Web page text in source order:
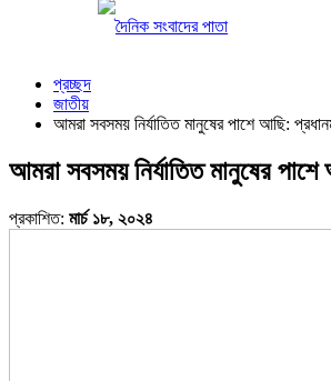
প্রচ্ছদ
জাতীয়
আমরা সবসময় নির্যাতিত মানুষের পাশে আছি:
আমরা সবসময় নির্যাতিত মানুষের পাশে
প্রকাশিত: মার্চ ১৮, ২০২৪